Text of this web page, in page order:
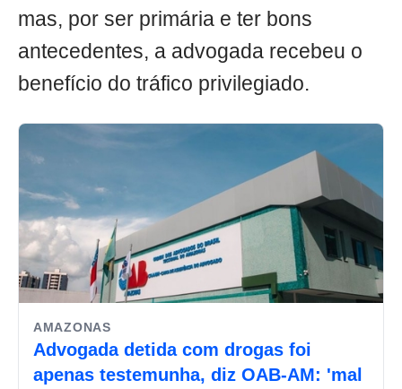
mas, por ser primária e ter bons
antecedentes, a advogada recebeu o
benefício do tráfico privilegiado.
AMAZONAS
Advogada detida com drogas foi
apenas testemunha, diz OAB-AM: 'mal